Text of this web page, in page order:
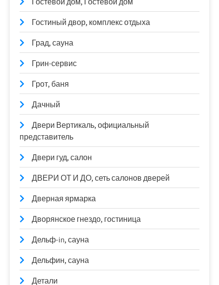
Гостиный двор, комплекс отдыха
Град, сауна
Грин-сервис
Грот, баня
Дачный
Двери Вертикаль, официальный
представитель
Двери гуд, салон
ДВЕРИ ОТ И ДО, сеть салонов дверей
Дверная ярмарка
Дворянское гнездо, гостиница
Дельф-in, сауна
Дельфин, сауна
Детали